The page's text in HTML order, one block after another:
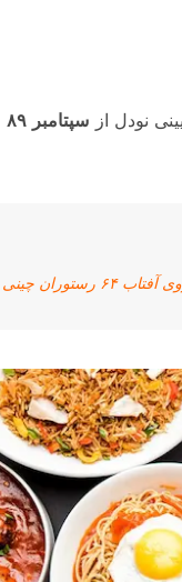
نودل از سپتامبر ۸۹
چینی نودل